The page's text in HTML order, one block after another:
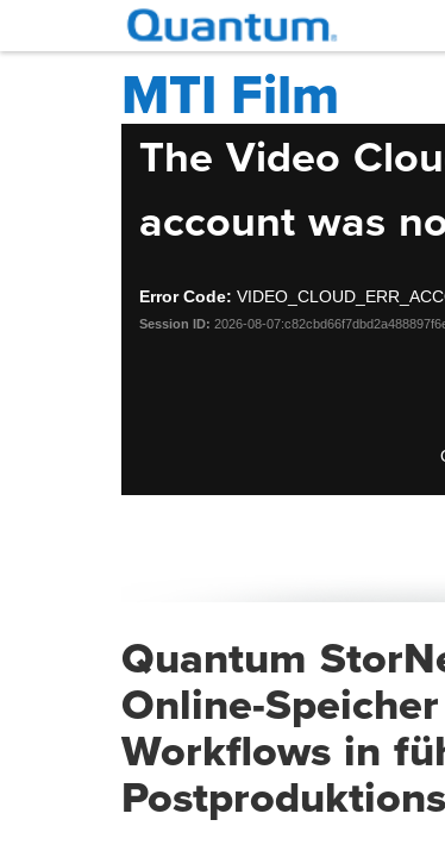
MTI Film
This
modal
The Video
account was
Error Code:
Session ID: 2026-08-
Quantum
Online-
Workflows in